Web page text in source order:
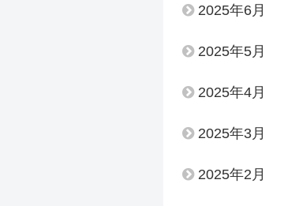
2025年6月
2025年5月
2025年4月
2025年3月
2025年2月